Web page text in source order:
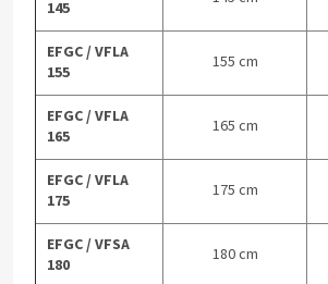
145
EFGC / VFLA
155
155 cm
EFGC / VFLA
165
165 cm
EFGC / VFLA
175
175 cm
EFGC / VFSA
180
180 cm